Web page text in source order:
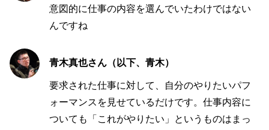
意図的に仕事の内容を選んでいたわけではない
んですね
青木真也さん（以下、青木）
要求された仕事に対して、自分のやりたいパフ
ォーマンスを見せているだけです。仕事内容に
ついても「これがやりたい」というものはまっ